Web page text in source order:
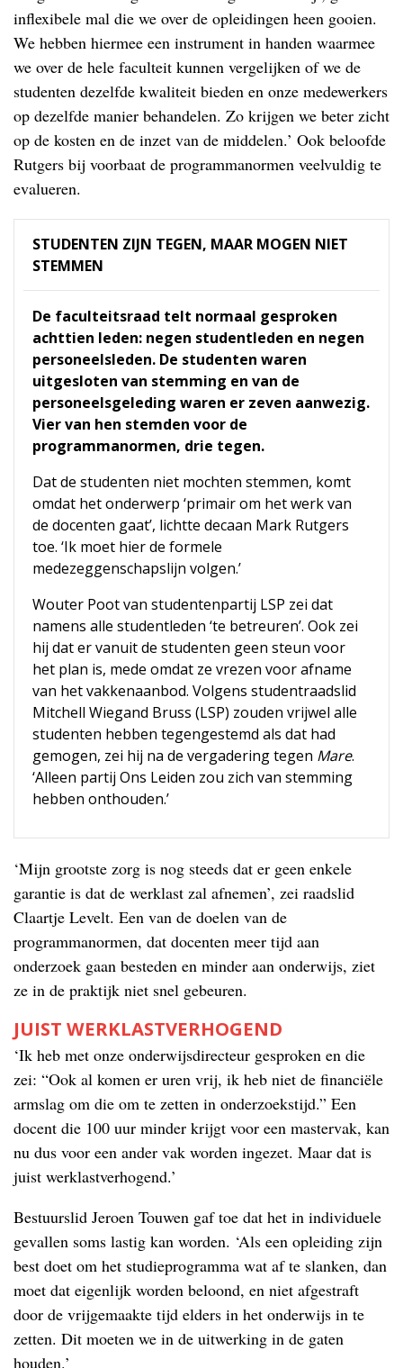
inflexibele mal die we over de opleidingen heen gooien.
We hebben hiermee een instrument in handen waarmee
we over de hele faculteit kunnen vergelijken of we de
studenten dezelfde kwaliteit bieden en onze medewerkers
op dezelfde manier behandelen. Zo krijgen we beter zicht
op de kosten en de inzet van de middelen.’ Ook beloofde
Rutgers bij voorbaat de programmanormen veelvuldig te
evalueren.
STUDENTEN ZIJN TEGEN, MAAR MOGEN NIET
STEMMEN
De faculteitsraad telt normaal gesproken
achttien leden: negen studentleden en negen
personeelsleden. De studenten waren
uitgesloten van stemming en van de
personeelsgeleding waren er zeven aanwezig.
Vier van hen stemden voor de
programmanormen, drie tegen.
Dat de studenten niet mochten stemmen, komt
omdat het onderwerp ‘primair om het werk van
de docenten gaat’, lichtte decaan Mark Rutgers
toe. ‘Ik moet hier de formele
medezeggenschapslijn volgen.’
Wouter Poot van studentenpartij LSP zei dat
namens alle studentleden ‘te betreuren’. Ook zei
hij dat er vanuit de studenten geen steun voor
het plan is, mede omdat ze vrezen voor afname
van het vakkenaanbod. Volgens studentraadslid
Mitchell Wiegand Bruss (LSP) zouden vrijwel alle
studenten hebben tegengestemd als dat had
gemogen, zei hij na de vergadering tegen Mare.
‘Alleen partij Ons Leiden zou zich van stemming
hebben onthouden.’
‘Mijn grootste zorg is nog steeds dat er geen enkele
garantie is dat de werklast zal afnemen’, zei raadslid
Claartje Levelt. Een van de doelen van de
programmanormen, dat docenten meer tijd aan
onderzoek gaan besteden en minder aan onderwijs, ziet
ze in de praktijk niet snel gebeuren.
JUIST WERKLASTVERHOGEND
‘Ik heb met onze onderwijsdirecteur gesproken en die
zei: “Ook al komen er uren vrij, ik heb niet de financiële
armslag om die om te zetten in onderzoekstijd.” Een
docent die 100 uur minder krijgt voor een mastervak, kan
nu dus voor een ander vak worden ingezet. Maar dat is
juist werklastverhogend.’
Bestuurslid Jeroen Touwen gaf toe dat het in individuele
gevallen soms lastig kan worden. ‘Als een opleiding zijn
best doet om het studieprogramma wat af te slanken, dan
moet dat eigenlijk worden beloond, en niet afgestraft
door de vrijgemaakte tijd elders in het onderwijs in te
zetten. Dit moeten we in de uitwerking in de gaten
houden.’